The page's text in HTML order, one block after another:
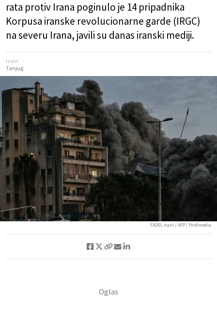
rata protiv Irana poginulo je 14 pripadnika
Korpusa iranske revolucionarne garde (IRGC)
na severu Irana, javili su danas iranski mediji.
Izvor:
Tanjug
FADEL itani / AFP / Profimedia